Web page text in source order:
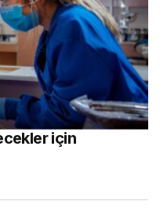
için